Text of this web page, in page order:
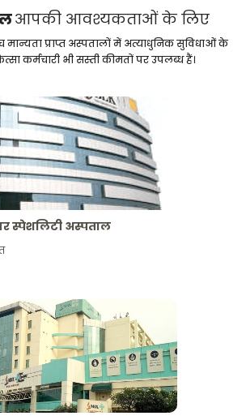
आपकी आवश्यकताओं के लिए
प्राप्त अस्पतालों में अत्याधुनिक सुविधाओं के
कर्मचारी भी सस्ती कीमतों पर उपलब्ध हैं।
स्पेशलिटी अस्पताल